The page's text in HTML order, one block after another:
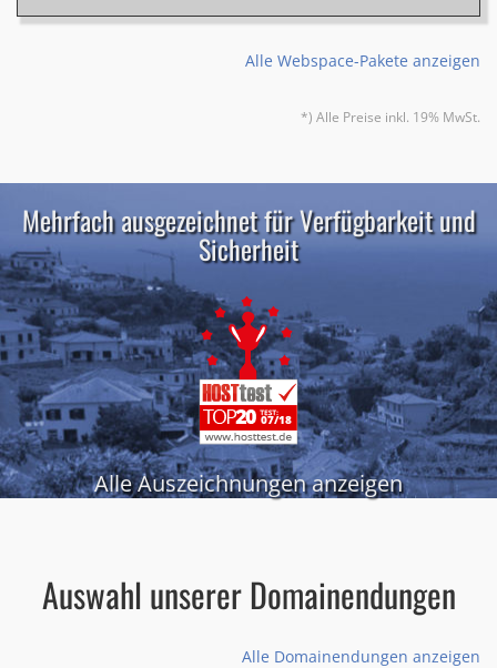
Alle Webspace-Pakete anzeigen
*) Alle Preise inkl. 19% MwSt.
Mehrfach ausgezeichnet für Verfügbarkeit und
Sicherheit
Alle Auszeichnungen anzeigen
Auswahl unserer Domainendungen
Alle Domainendungen anzeigen